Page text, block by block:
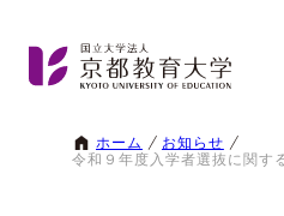
ホーム
お知らせ
令和９年度入学者選抜に関す